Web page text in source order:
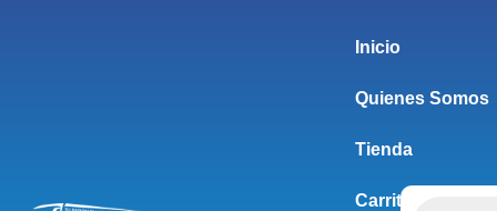
Inicio
Quienes Somos
Tienda
Carrito